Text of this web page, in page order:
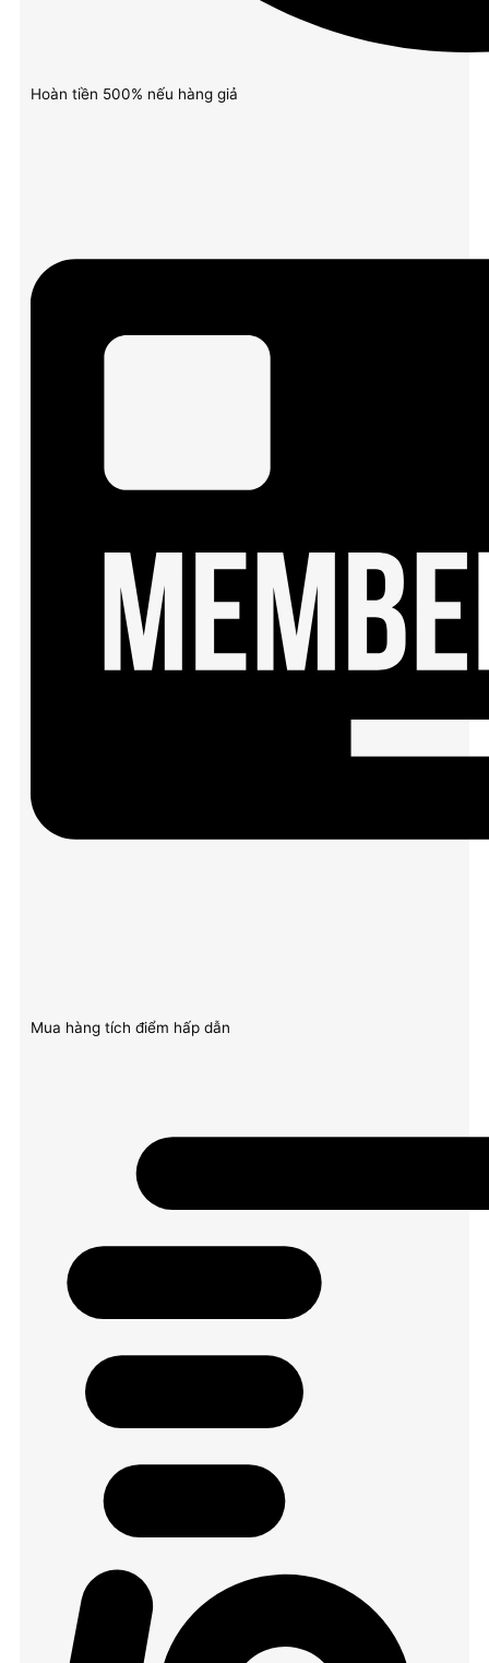
Hoàn tiền 500% nếu hàng giả
Mua hàng tích điểm hấp dẫn